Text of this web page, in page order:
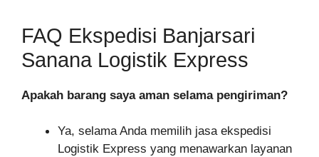
FAQ Ekspedisi Banjarsari
Sanana Logistik Express
Apakah barang saya aman selama pengiriman?
Ya, selama Anda memilih jasa ekspedisi
Logistik Express yang menawarkan layanan